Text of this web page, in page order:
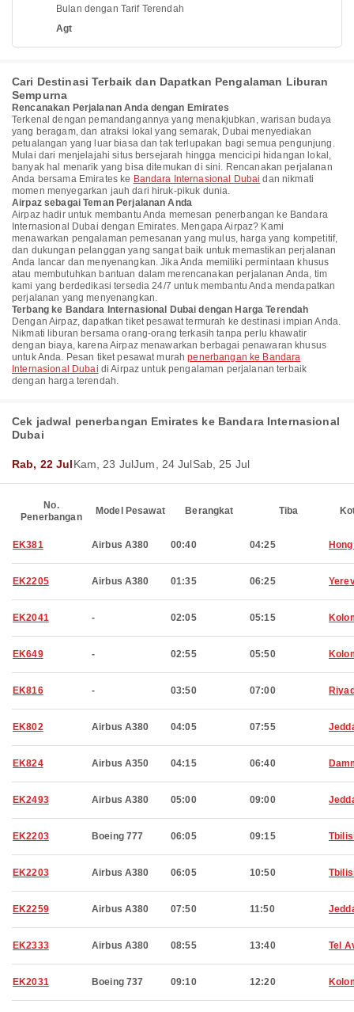
Bulan dengan Tarif Terendah
Agt
Cari Destinasi Terbaik dan Dapatkan Pengalaman Liburan
Sempurna
Rencanakan Perjalanan Anda dengan Emirates
Terkenal dengan pemandangannya yang menakjubkan, warisan budaya
yang beragam, dan atraksi lokal yang semarak, Dubai menyediakan
petualangan yang luar biasa dan tak terlupakan bagi semua pengunjung.
Mulai dari menjelajahi situs bersejarah hingga mencicipi hidangan lokal,
banyak hal menarik yang bisa ditemukan di sini. Rencanakan perjalanan
Anda bersama Emirates ke Bandara Internasional Dubai dan nikmati
momen menyegarkan jauh dari hiruk-pikuk dunia.
Airpaz sebagai Teman Perjalanan Anda
Airpaz hadir untuk membantu Anda memesan penerbangan ke Bandara
Internasional Dubai dengan Emirates. Mengapa Airpaz? Kami
menawarkan pengalaman pemesanan yang mulus, harga yang kompetitif,
dan dukungan pelanggan yang sangat baik untuk memastikan perjalanan
Anda lancar dan menyenangkan. Jika Anda memiliki permintaan khusus
atau membutuhkan bantuan dalam merencanakan perjalanan Anda, tim
kami yang berdedikasi tersedia 24/7 untuk membantu Anda mendapatkan
perjalanan yang menyenangkan.
Terbang ke Bandara Internasional Dubai dengan Harga Terendah
Dengan Airpaz, dapatkan tiket pesawat termurah ke destinasi impian Anda.
Nikmati liburan bersama orang-orang terkasih tanpa perlu khawatir
dengan biaya, karena Airpaz menawarkan berbagai penawaran khusus
untuk Anda. Pesan tiket pesawat murahpenerbangan ke Bandara
Internasional Dubai di Airpaz untuk pengalaman perjalanan terbaik
dengan harga terendah.
Cek jadwal penerbangan Emirates ke Bandara Internasional
Dubai
Rab, 22 JulKam, 23 JulJum, 24 JulSab, 25 Jul
No.
Penerbangan
Model Pesawat Berangkat Tiba
EK381 Airbus A380 00:40 04:25
EK2205 Airbus A380 01:35 06:25
EK2041 - 02:05 05:15
EK649 - 02:55 05:50
EK816 - 03:50 07:00
EK802 Airbus A380 04:05 07:55
EK824 Airbus A350 04:15 06:40
EK2493 Airbus A380 05:00 09:00
EK2203 Boeing 777 06:05 09:15
EK2203 Airbus A380 06:05 10:50
EK2259 Airbus A380 07:50 11:50
EK2333 Airbus A380 08:55 13:40 Tel
EK2031 Boeing 737 09:10 12:20